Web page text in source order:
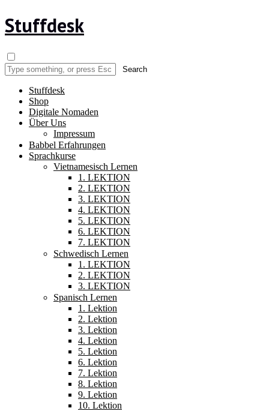
Stuffdesk
Stuffdesk
Shop
Digitale Nomaden
Über Uns
Impressum
Babbel Erfahrungen
Sprachkurse
Vietnamesisch Lernen
1. LEKTION
2. LEKTION
3. LEKTION
4. LEKTION
5. LEKTION
6. LEKTION
7. LEKTION
Schwedisch Lernen
1. LEKTION
2. LEKTION
3. LEKTION
Spanisch Lernen
1. Lektion
2. Lektion
3. Lektion
4. Lektion
5. Lektion
6. Lektion
7. Lektion
8. Lektion
9. Lektion
10. Lektion